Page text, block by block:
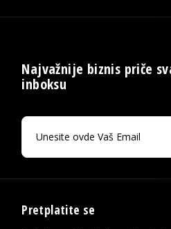
Najvažnije biznis priče
inboksu
Pretplatite se